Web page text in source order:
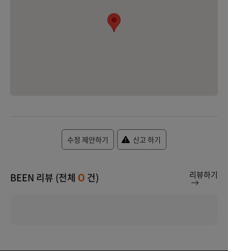
수정 제안하기 신고 하기
BEEN 리뷰 (전체 0 건) 리뷰하기